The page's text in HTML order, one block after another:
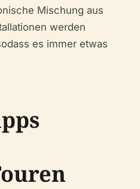
Mischung aus
werden
es immer etwas